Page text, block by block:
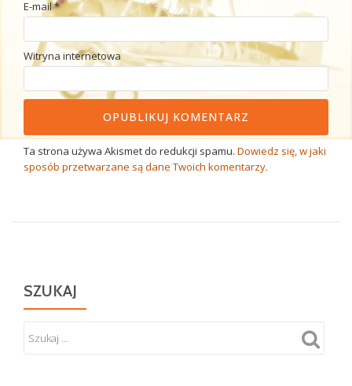
E-mail*
Witryna internetowa
Ta strona używa Akismet do redukcji spamu. Dowiedz się, w jaki
sposób przetwarzane są dane Twoich komentarzy.
SZUKAJ